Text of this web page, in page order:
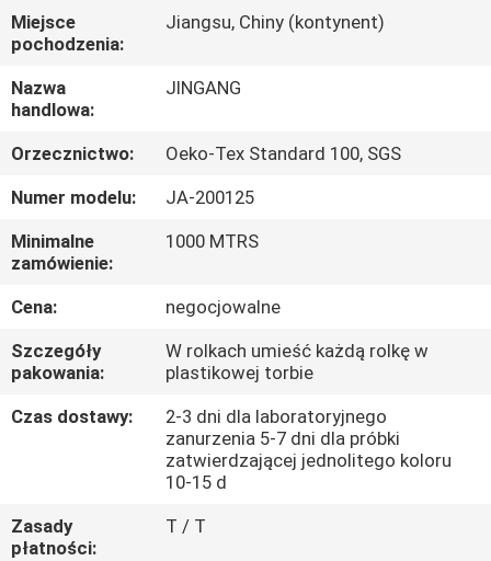
NAS
WYCIECZKA
PO
FABRYCE
KONTROLA
JAKOŚCI
SKONTAKTUJ
SIĘ
Z
AKTUALNOŚCI
Miejsce
pochodzenia:
Jiangsu, Chiny (kontynent)
Nazwa
handlowa:
JINGANG
Orzecznictwo:
Oeko-Tex Standard 100, SGS
Numer modelu:
JA-200125
Minimalne
zamówienie:
1000 MTRS
Cena:
negocjowalne
Szczegóły
pakowania:
W rolkach umieść każdą rolkę w
plastikowej torbie
Czas dostawy:
2-3 dni dla laboratoryjnego
zanurzenia 5-7 dni dla próbki
zatwierdzającej jednolitego koloru
10-15 d
Zasady
płatności:
T / T